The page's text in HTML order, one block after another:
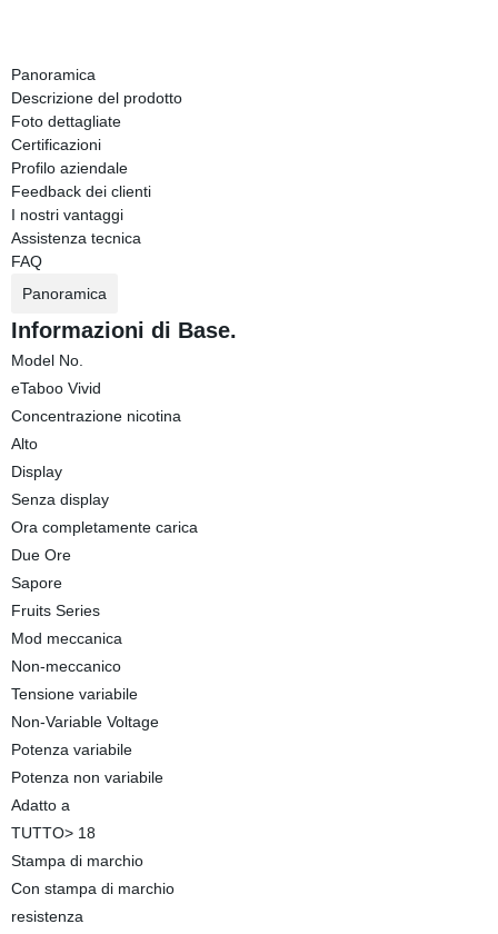
Panoramica
Descrizione del prodotto
Foto dettagliate
Certificazioni
Profilo aziendale
Feedback dei clienti
I nostri vantaggi
Assistenza tecnica
FAQ
Panoramica
Informazioni di Base.
Model No.
eTaboo Vivid
Concentrazione nicotina
Alto
Display
Senza display
Ora completamente carica
Due Ore
Sapore
Fruits Series
Mod meccanica
Non-meccanico
Tensione variabile
Non-Variable Voltage
Potenza variabile
Potenza non variabile
Adatto a
TUTTO> 18
Stampa di marchio
Con stampa di marchio
resistenza